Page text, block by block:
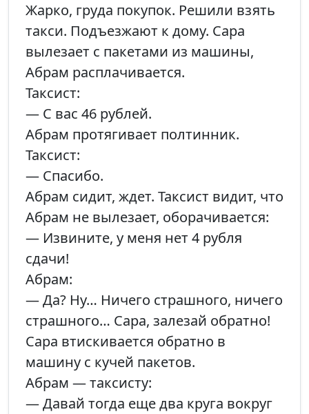
Жарко, груда покупок. Решили взять
такси. Подъезжают к дому. Сара
вылезает с пакетами из машины,
Абрам расплачивается.
Таксист:
— С вас 46 рублей.
Абрам протягивает полтинник.
Таксист:
— Спасибо.
Абрам сидит, ждет. Таксист видит, что
Абрам не вылезает, оборачивается:
— Извините, у меня нет 4 рубля
сдачи!
Абрам:
— Да? Ну… Ничего страшного, ничего
страшного… Сара, залезай обратно!
Сара втискивается обратно в
машину с кучей пакетов.
Абрам — таксисту:
— Давай тогда еще два круга вокруг